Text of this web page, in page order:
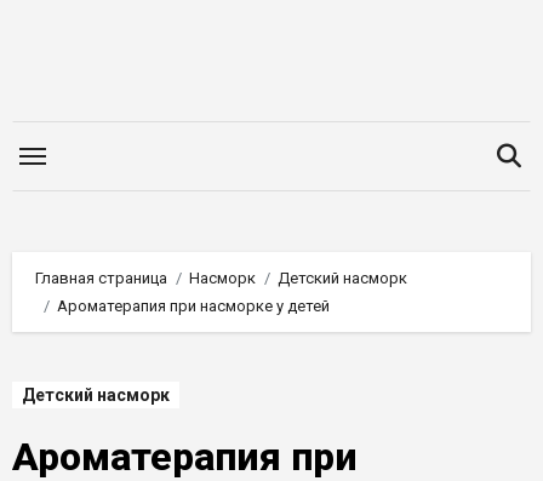
Главная страница Насморк
Детский насморк
Ароматерапия при насморке у детей
Детский насморк
Ароматерапия при